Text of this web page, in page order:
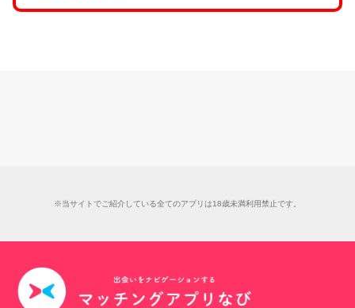
※当サイトでご紹介している全てのアプリは18歳未満利用禁止です。